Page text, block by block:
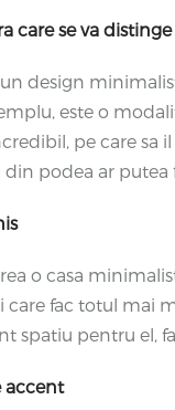
care se va distinge
design
este o
pe care sa
podea ar
o casa
fac totul mai
spatiu pentru el,
accent